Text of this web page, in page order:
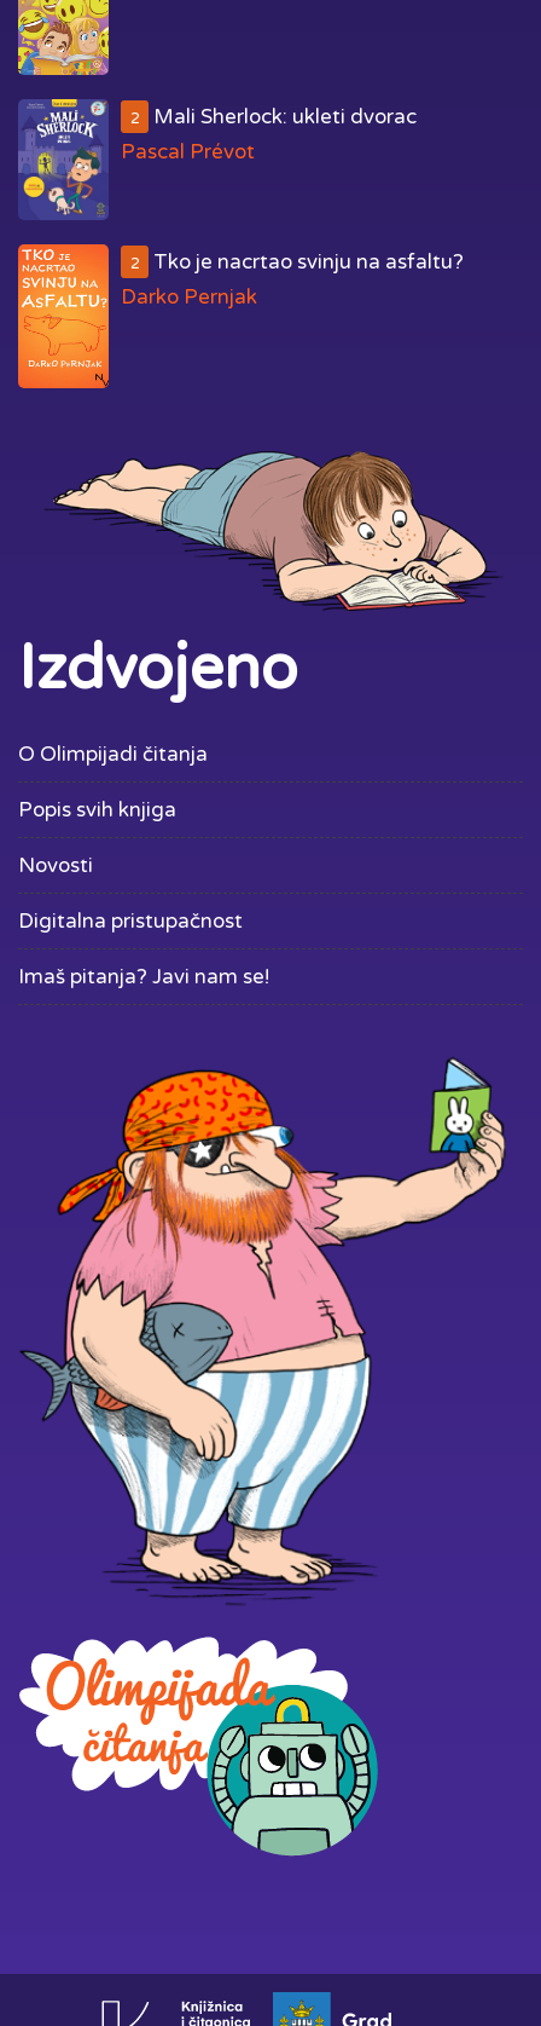
2
Mali Sherlock: ukleti dvorac
Pascal Prévot
2
Tko je nacrtao svinju na asfaltu?
Darko Pernjak
Izdvojeno
O Olimpijadi čitanja
Popis svih knjiga
Novosti
Digitalna pristupačnost
Imaš pitanja? Javi nam se!